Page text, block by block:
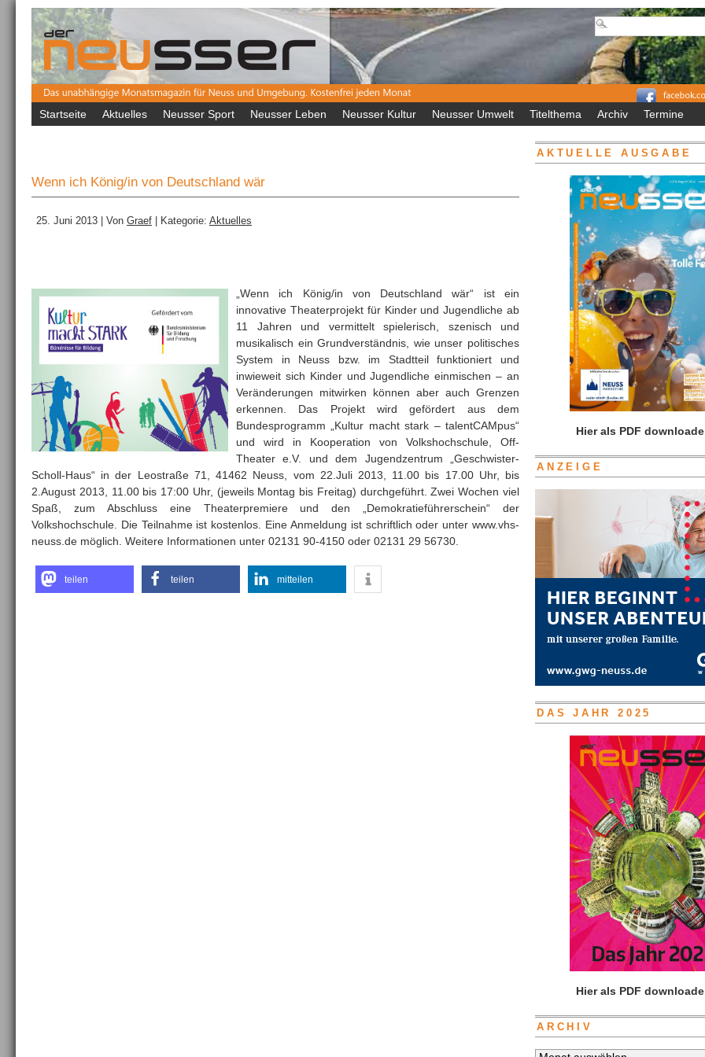
Startseite Aktuelles Neusser Sport Neusser Leben Neusser Kultur Neusser Umwelt Titelthema Archiv Termine
Wenn ich König/in von Deutschland wär
25. Juni 2013 | Von Graef | Kategorie: Aktuelles
„Wenn ich König/in von Deutschland wär“ ist ein
innovative Theaterprojekt für Kinder und Jugendliche ab
11 Jahren und vermittelt spielerisch, szenisch und
musikalisch ein Grundverständnis, wie unser politisches
System in Neuss bzw. im Stadtteil funktioniert und
inwieweit sich Kinder und Jugendliche einmischen – an
Veränderungen mitwirken können aber auch Grenzen
erkennen. Das Projekt wird gefördert aus dem
Bundesprogramm „Kultur macht stark – talentCAMpus“
und wird in Kooperation von Volkshochschule, Off-
Theater e.V. und dem Jugendzentrum „Geschwister-
Scholl-Haus“ in der Leostraße 71, 41462 Neuss, vom 22.Juli 2013, 11.00 bis 17.00 Uhr, bis
2.August 2013, 11.00 bis 17:00 Uhr, (jeweils Montag bis Freitag) durchgeführt. Zwei Wochen viel
Spaß, zum Abschluss eine Theaterpremiere und den „Demokratieführerschein“ der
Volkshochschule. Die Teilnahme ist kostenlos. Eine Anmeldung ist schriftlich oder unter www.vhs-
neuss.de möglich. Weitere Informationen unter 02131 90-4150 oder 02131 29 56730.
teilen teilen mitteilen
AKTUELLE AUSGABE
Hier als PDF
ANZEIGE
DAS JAHR 2025
Hier als PDF
ARCHIV